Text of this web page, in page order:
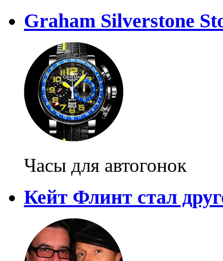
Graham Silverstone
Часы для автогонок
Кейт Флинт стал